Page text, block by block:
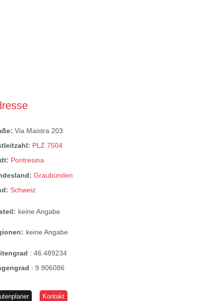
Via Maistra 203
PLZ 7504
Pontresina
Graubünden
Schweiz
keine Angabe
keine Angabe
:46.489234
:9.906086
Kontakt